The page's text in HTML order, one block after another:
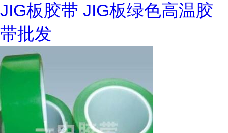
JIG板胶带 JIG板绿色高温胶
带批发